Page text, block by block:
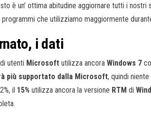
è un’ ottima abitudine aggiornare tutti i nostri
che utilizziamo maggiormente
i dati
di utenti Microsoft utilizza ancora Windows 7
più supportato dalla Microsoft, quindi
il 15% utilizza ancora la versione RTM di